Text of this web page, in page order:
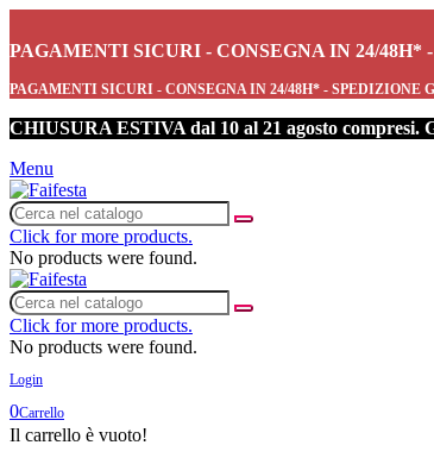
PAGAMENTI SICURI - CONSEGNA IN 24/48H*
PAGAMENTI SICURI - CONSEGNA IN 24/48H* - SPEDIZIONE
CHIUSURA ESTIVA dal 10 al 21 agosto compresi.
Menu
Click for more products.
No products were found.
Click for more products.
No products were found.
Login
0Carrello
Il carrello è vuoto!